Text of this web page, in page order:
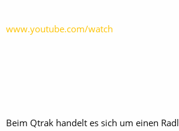
www.youtube.com/watch
Beim Qtrak handelt es sich um einen